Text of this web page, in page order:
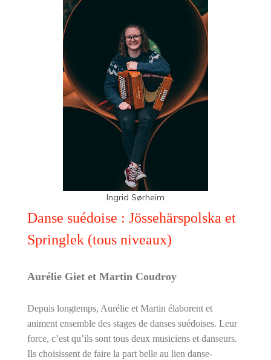
Ingrid Sørheim
Danse suédoise : Jössehärspolska et
Springlek (tous niveaux)
Aurélie Giet et Martin Coudroy
Depuis longtemps, Aurélie et Martin élaborent et
animent ensemble des stages de danses suédoises. Leur
force, c’est qu’ils sont tous deux musiciens et danseurs.
Ils choisissent de faire la part belle au lien danse-